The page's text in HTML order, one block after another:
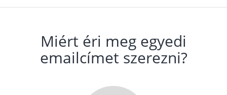
Miért éri meg egyedi
emailcímet szerezni?